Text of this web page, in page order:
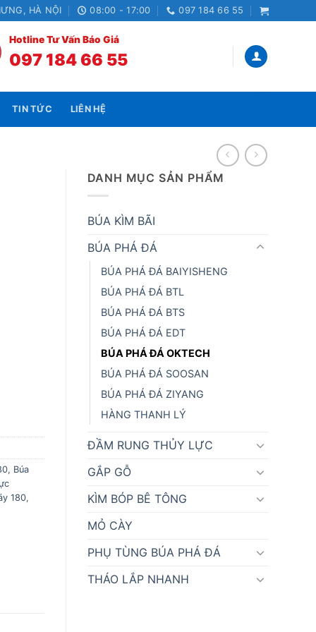
HÀ NỘI 08:00 - 17:00 097 184 66 55
Hotline Tư Vấn Báo Giá
097 184 66 55
TIN TỨC LIÊN HỆ
DANH MỤC SẢN PHẨM
BÚA KÌM BÃI
BÚA PHÁ ĐÁ
BÚA PHÁ ĐÁ BAIYISHENG
BÚA PHÁ ĐÁ BTL
BÚA PHÁ ĐÁ BTS
BÚA PHÁ ĐÁ EDT
BÚA PHÁ ĐÁ OKTECH
BÚA PHÁ ĐÁ SOOSAN
BÚA PHÁ ĐÁ ZIYANG
HÀNG THANH LÝ
ĐẦM RUNG THỦY LỰC
GẮP GỖ
KÌM BÓP BÊ TÔNG
MỎ CÀY
PHỤ TÙNG BÚA PHÁ ĐÁ
THÁO LẮP NHANH
, Búa
180,